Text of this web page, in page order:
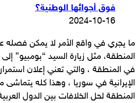
فوق أجوائها الوطنية؟
2024-10-16
ما يجري في واقع الأمر لا يمكن
المنطقة، مثل زيارة السيد “بومبيو” إلى
في المنطقة ، والتي تعني إعلان
الإيرانية في سوريا ، وهذا كله
المنطقة لحل الخلافات بين الدول